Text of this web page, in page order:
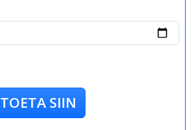
TOETA SIIN